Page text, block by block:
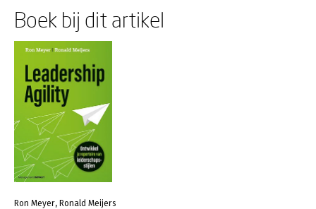
Boek bij dit artikel
Ron Meyer, Ronald Meijers